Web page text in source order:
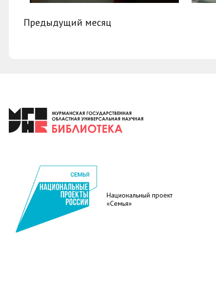
Предыдущий месяц
Национальный проект
«Семья»